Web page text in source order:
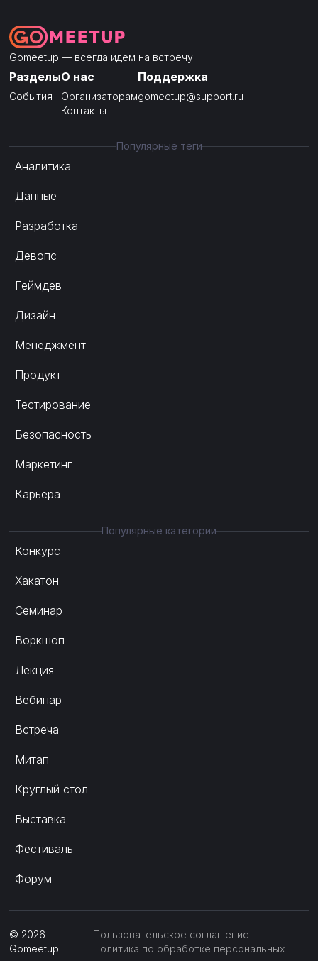
Gomeetup — всегда идем на встречу
Разделы
События
О нас
Организаторам
Контакты
Поддержка
gomeetup@support.ru
Популярные теги
Аналитика
Данные
Разработка
Девопс
Геймдев
Дизайн
Менеджмент
Продукт
Тестирование
Безопасность
Маркетинг
Карьера
Популярные категории
Конкурс
Хакатон
Семинар
Воркшоп
Лекция
Вебинар
Встреча
Митап
Круглый стол
Выставка
Фестиваль
Форум
© 2026
Gomeetup
Пользовательское соглашение
Политика по обработке персональных